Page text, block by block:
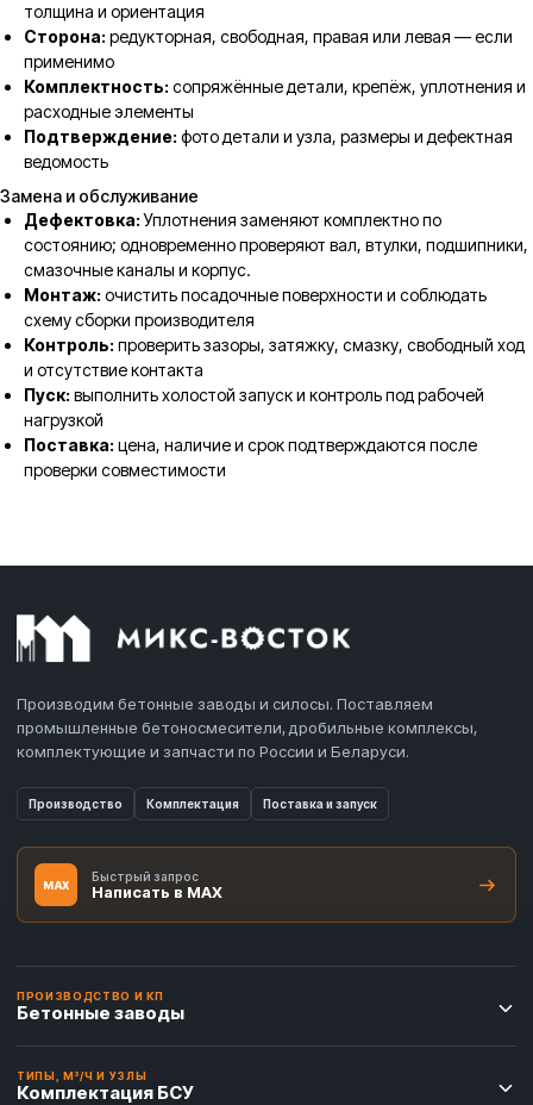
толщина и ориентация
Сторона: редукторная, свободная, правая или левая — если
применимо
Комплектность: сопряжённые детали, крепёж, уплотнения и
расходные элементы
Подтверждение: фото детали и узла, размеры и дефектная
ведомость
Замена и обслуживание
Дефектовка:Уплотнения заменяют комплектно по
состоянию; одновременно проверяют вал, втулки, подшипники,
смазочные каналы и корпус.
Монтаж: очистить посадочные поверхности и соблюдать
схему сборки производителя
Контроль: проверить зазоры, затяжку, смазку, свободный ход
и отсутствие контакта
Пуск: выполнить холостой запуск и контроль под рабочей
нагрузкой
Поставка: цена, наличие и срок подтверждаются после
проверки совместимости
Производим бетонные заводы и силосы. Поставляем
промышленные бетоносмесители, дробильные комплексы,
комплектующие и запчасти по России и Беларуси.
Производство Комплектация Поставка и запуск
MAX
Быстрый запрос
Написать в MAX
ПРОИЗВОДСТВО И КП
Бетонные заводы
ТИПЫ, М³/Ч И УЗЛЫ
Комплектация БСУ